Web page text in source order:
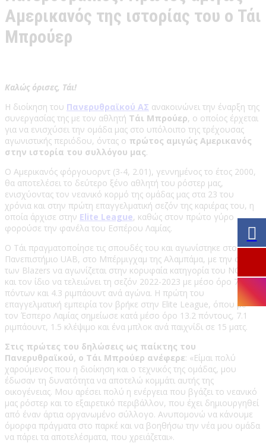
Αμερικανός της ιστορίας του ο Τάι
Μπρούερ
Καλώς όρισες, Τάι!
Η διοίκηση του Πανερυθραϊκού ΑΣ ανακοινώνει την έναρξη της
συνεργασίας της με τον αθλητή Τάι Μπρούερ, ο οποίος έρχεται
για να ενισχύσει την ομάδα μας στο υπόλοιπο της τρέχουσας
αγωνιστικής περιόδου, όντας ο πρώτος αμιγώς Αμερικανός
στην ιστορία του συλλόγου μας.
Ο Αμερικανός φόργουορντ (3-4, 2.01), γεννημένος το έτος 2000,
θα αποτελέσει το δεύτερο ξένο αθλητή του ρόστερ μας,
ενισχύοντας τον νεανικό κορμό της ομάδας μας στα 23 του
χρόνια και στην πρώτη επαγγελματική σεζόν της καριέρας του, η
οποία άρχισε στην Elite League, καθώς στον πρώτο γύρο
φορούσε την φανέλα του Εσπέρου Λαμίας.
Ο Τάι πραγματοποίησε τις σπουδές του και αγωνίστηκε στο
Πανεπιστήμιο UAB, στο Μπέρμιγχαμ της Αλαμπάμα, με την ομάδα
των Blazers να αγωνίζεται στην κορυφαία κατηγορία του NCAA
και τον ίδιο να τελειώνει τη σεζόν 2022-2023 με μέσο όρο 7.8
πόντων και 4.3 ριμπάουντ ανά αγώνα. Η πρώτη του
επαγγελματική εμπειρία τον βρήκε στην Elite League, όπου με
τον Έσπερο Λαμίας σημείωσε κατά μέσο όρο 13.2 πόντους, 7.1
ριμπάουντ, 1.5 κλέψιμο και ένα μπλοκ ανά παιχνίδι σε 15 ματς.
Στις πρώτες του δηλώσεις ως παίκτης του
Πανερυθραϊκού, ο Τάι Μπρούερ ανέφερε: «Είμαι πολύ
χαρούμενος που η διοίκηση και ο τεχνικός της ομάδας, μου
έδωσαν τη δυνατότητα να αποτελώ κομμάτι αυτής της
οικογένειας. Μου αρέσει πολύ η ενέργεια που βγάζει το νεανικό
μας ρόστερ και το εξαιρετικό περιβάλλον, που έχει δημιουργηθεί
από έναν άρτια οργανωμένο σύλλογο. Ανυπομονώ να κάνουμε
όμορφα πράγματα στο παρκέ και να βοηθήσω την νέα μου ομάδα
να πάρει τα αποτελέσματα, που χρειάζεται».